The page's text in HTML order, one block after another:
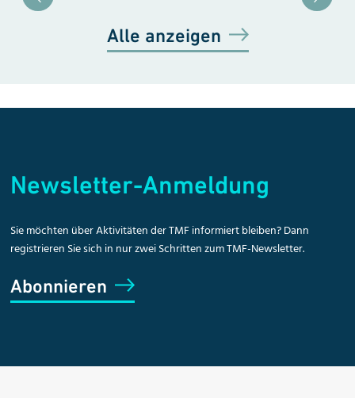
Alle anzeigen
Newsletter-Anmeldung
Sie möchten über Aktivitäten der TMF informiert bleiben? Dann
registrieren Sie sich in nur zwei Schritten zum TMF-Newsletter.
Abonnieren